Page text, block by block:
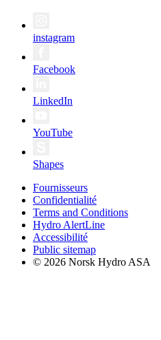
instagram
Facebook
LinkedIn
YouTube
Shapes
Fournisseurs
Confidentialité
Terms and Conditions
Hydro AlertLine
Accessibilité
Public sitemap
© 2026 Norsk Hydro ASA